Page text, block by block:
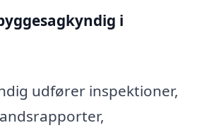
i
udfører inspektioner,